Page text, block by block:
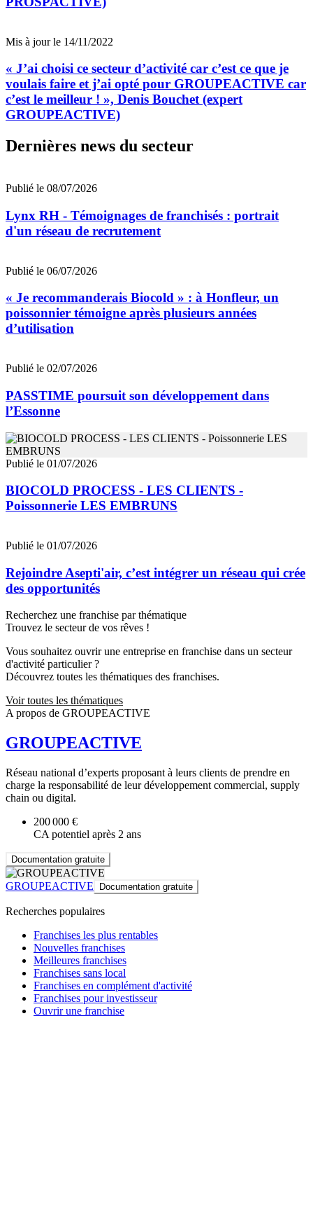
Mis à jour le 14/11/2022
« J’ai choisi ce secteur d’activité car c’est ce que je
voulais faire et j’ai opté pour GROUPEACTIVE car
c’est le meilleur ! », Denis Bouchet (expert
GROUPEACTIVE)
Dernières news du secteur
Publié le 08/07/2026
Lynx RH - Témoignages de franchisés : portrait
d'un réseau de recrutement
Publié le 06/07/2026
« Je recommanderais Biocold » : à Honfleur, un
poissonnier témoigne après plusieurs années
d’utilisation
Publié le 02/07/2026
PASSTIME poursuit son développement dans
l’Essonne
Publié le 01/07/2026
BIOCOLD PROCESS - LES CLIENTS -
Poissonnerie LES EMBRUNS
Publié le 01/07/2026
Rejoindre Asepti'air, c’est intégrer un réseau qui crée
des opportunités
Recherchez une franchise par thématique
Trouvez le secteur de vos rêves !
Vous souhaitez ouvrir une entreprise en franchise dans un secteur
d'activité particulier ?
Découvrez toutes les thématiques des franchises.
Voir toutes les thématiques
A propos de GROUPEACTIVE
GROUPEACTIVE
Réseau national d’experts proposant à leurs clients de prendre en
charge la responsabilité de leur développement commercial, supply
chain ou digital.
200 000 €
CA potentiel après 2 ans
Documentation gratuite
GROUPEACTIVE Documentation gratuite
Recherches populaires
Franchises les plus rentables
Nouvelles franchises
Meilleures franchises
Franchises sans local
Franchises en complément d'activité
Franchises pour investisseur
Ouvrir une franchise